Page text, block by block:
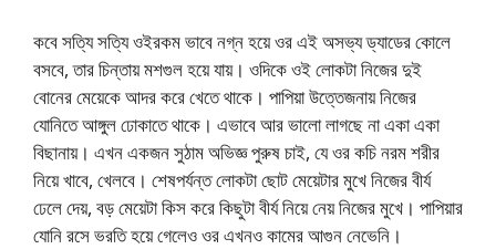
কবে সত্যি সত্যি ওইরকম ভাবে নগ্ন হয়ে ওর এই অসভ্য ড্যাডের কোলে
বসবে, তার চিন্তায় মশগুল হয়ে যায়। ওদিকে ওই লোকটা নিজের দুই
বোনের মেয়েকে আদর করে খেতে থাকে। পাপিয়া উত্তেজনায় নিজের
যোনিতে আঙ্গুল ঢোকাতে থাকে। এভাবে আর ভালো লাগছে না একা একা
বিছানায়। এখন একজন সুঠাম অভিজ্ঞ পুরুষ চাই, যে ওর কচি নরম শরীর
নিয়ে খাবে, খেলবে। শেষপর্যন্ত লোকটা ছোট মেয়েটার মুখে নিজের বীর্য
ঢেলে দেয়, বড় মেয়েটা কিস করে কিছুটা বীর্য নিয়ে নেয় নিজের মুখে। পাপিয়ার
যোনি রসে ভরতি হয়ে গেলেও ওর এখনও কামের আগুন নেভেনি।